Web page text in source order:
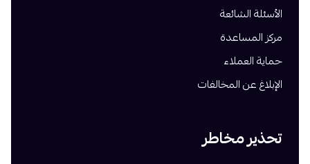
الأسئلة الشائعة
مركز المساعدة
حماية العملاء
الإبلاغ عن المخالفات
تحذير مخاطر